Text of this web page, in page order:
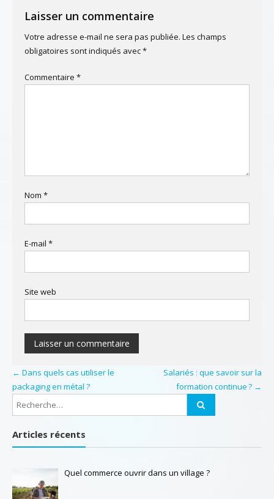
Laisser un commentaire
Votre adresse e-mail ne sera pas publiée. Les champs
obligatoires sont indiqués avec*
Commentaire *
Nom *
E-mail *
Site web
← Dans quels cas utiliser le
packaging en métal ?
Salariés : que savoir sur la
formation continue ? →
Articles récents
Quel commerce ouvrir dans un village ?